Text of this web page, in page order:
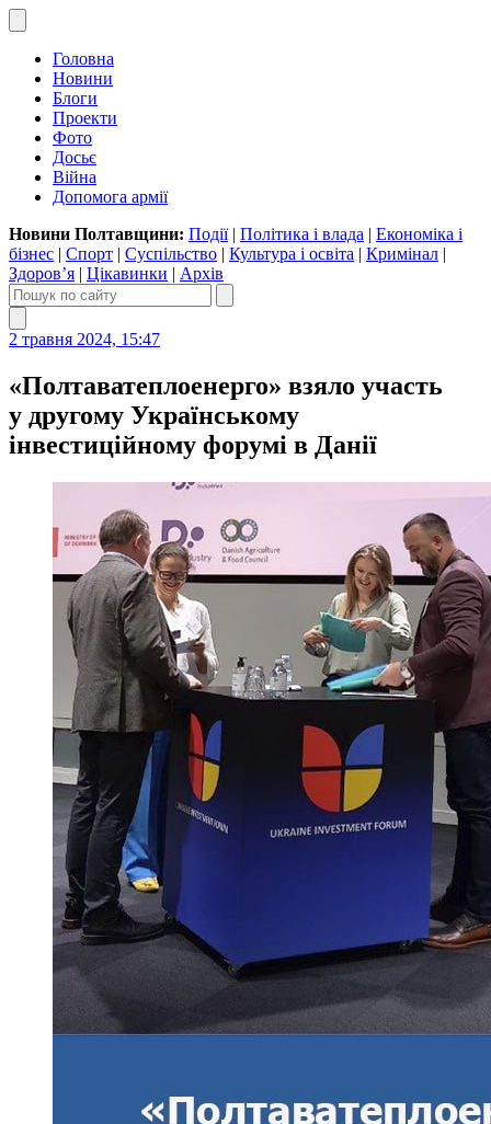
Головна
Новини
Блоги
Проекти
Фото
Досьє
Війна
Допомога армії
Новини Полтавщини: Події| Політика і влада | Економіка і
бізнес | Спорт | Суспільство | Культура і освіта | Кримінал |
Здоров’я | Цікавинки | Архів
2 травня 2024, 15:47
«Полтаватеплоенерго» взяло участь
у другому Українському
інвестиційному форумі в Данії